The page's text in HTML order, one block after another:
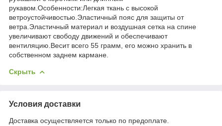
рукавом.Особенности:Легкая ткань с высокой
ветроустойчивостью.Эластичный пояс для защиты от
ветра.Эластичный материал и воздушная сетка на спине
увеличивают свободу движений и обеспечивают
вентиляцию.Весит всего 55 грамм, его можно хранить в
собственном заднем кармане.
Скрыть
Условия доставки
Доставка осуществляется только по предоплате.